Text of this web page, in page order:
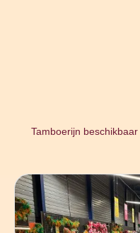
Tamboerijn